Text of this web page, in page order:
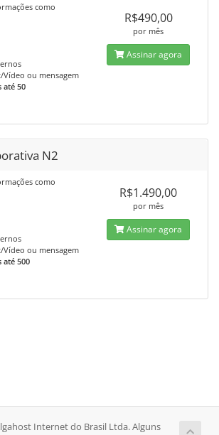
como
Vídeo ou mensagem
até 50
R$490,00
por mês
Assinar agora
N2
como
Vídeo ou mensagem
até 500
R$1.490,00
por mês
Assinar agora
Internet do Brasil Ltda. Alguns